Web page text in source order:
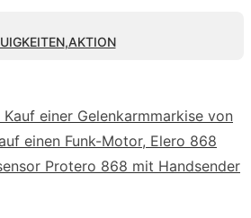
,AKTION
einer Gelenkarmmarkise von
einen Funk-Motor, Elero 868
Protero 868 mit Handsender